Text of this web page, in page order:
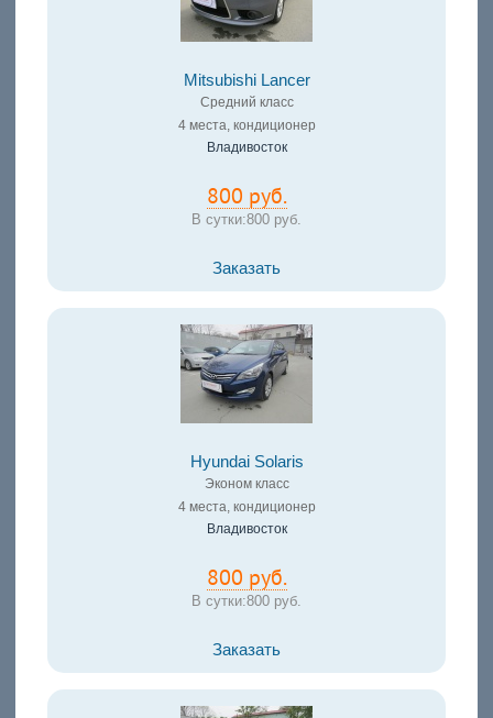
Mitsubishi Lancer
Средний класс
4 места, кондиционер
Владивосток
800 руб.
В сутки:800 руб.
Заказать
Hyundai Solaris
Эконом класс
4 места, кондиционер
Владивосток
800 руб.
В сутки:800 руб.
Заказать